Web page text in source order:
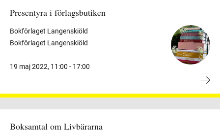
Presentyra i förlagsbutiken
Bokförlaget Langenskiöld
Bokförlaget Langenskiöld
19 maj 2022, 11:00 - 17:00
Boksamtal om Livbärarna